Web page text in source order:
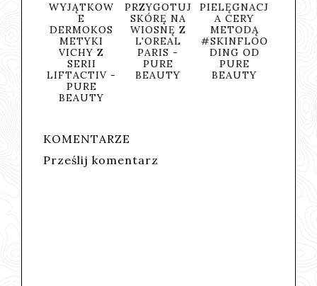
WYJĄTKOW
E
DERMOKOS
METYKI
VICHY Z
SERII
LIFTACTIV -
PURE
BEAUTY
PRZYGOTUJ
SKÓRĘ NA
WIOSNĘ Z
L'OREAL
PARIS -
PURE
BEAUTY
PIELĘGNACJ
A CERY
METODĄ
#SKINFLOO
DING OD
PURE
BEAUTY
KOMENTARZE
Prześlij komentarz